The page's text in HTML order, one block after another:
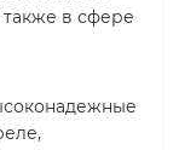
в сфере